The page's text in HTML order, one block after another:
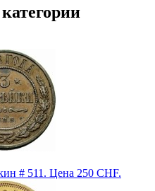
# 511. Цена 250 CHF.